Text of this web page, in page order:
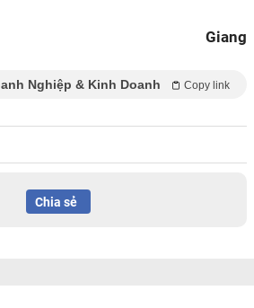
Giang
Nghiệp & Kinh Doanh Copy link
Chia sẻ